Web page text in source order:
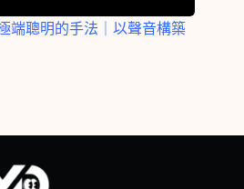
端聰明的手法｜以聲音構築